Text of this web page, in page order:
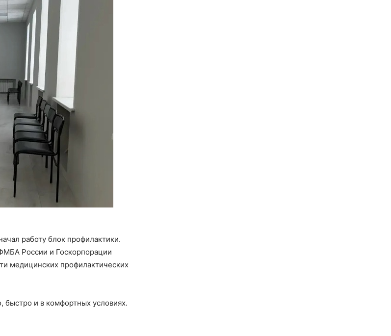
работу блок профилактики.
России и Госкорпорации
медицинских профилактических
быстро и в комфортных условиях.